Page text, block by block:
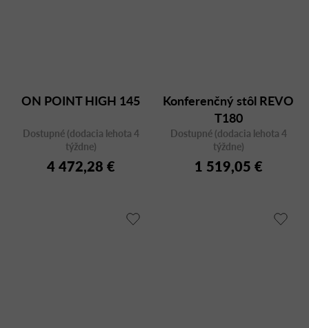
ON POINT HIGH 145
Dostupné (dodacia lehota 4
týždne)
4 472,28 €
Konferenčný stôl REVO
T180
Dostupné (dodacia lehota 4
týždne)
1 519,05 €